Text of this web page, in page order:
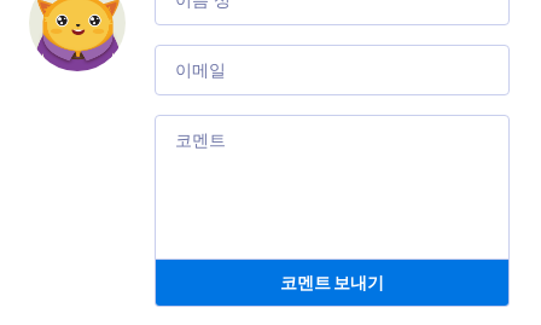
Email
Comment
코멘트 보내기